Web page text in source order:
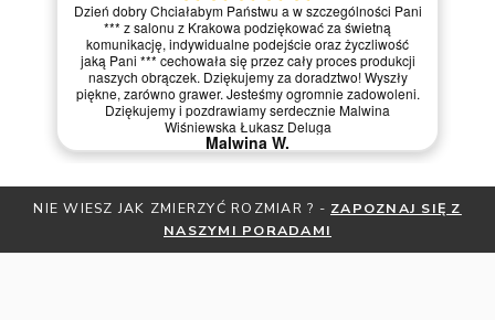
Dzień dobry Chciałabym Państwu a w szczególności Pani
*** z salonu z Krakowa podziękować za świetną
komunikację, indywidualne podejście oraz życzliwość
jaką Pani *** cechowała się przez cały proces produkcji
naszych obrączek. Dziękujemy za doradztwo! Wyszły
piękne, zarówno grawer. Jesteśmy ogromnie zadowoleni.
Dziękujemy i pozdrawiamy serdecznie Malwina
Wiśniewska Łukasz Deluga
Malwina W.
NIE WIESZ JAK ZMIERZYĆ ROZMIAR ? - ZAPOZNAJ SIĘ Z
NASZYMI PORADAMI